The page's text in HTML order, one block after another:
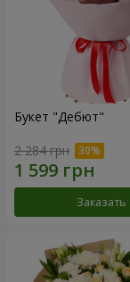
Букет "Дебют"
2 284 грн
Заказать